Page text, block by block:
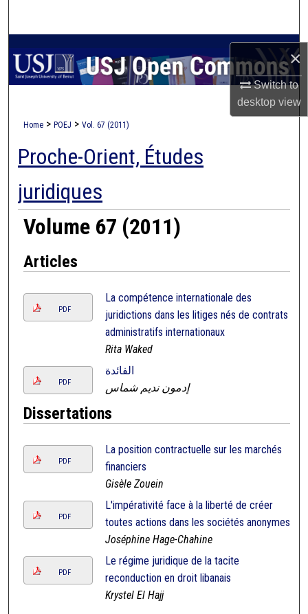
×
Switch to
desktopview
My Account
Digital Commons Network™
Home > POEJ > Vol. 67 (2011)
Proche-Orient, Études
juridiques
Volume 67 (2011)
Articles
PDF
La compétence internationale des
juridictions dans les litiges nés de contrats
administratifs internationaux
Rita Waked
PDF
الفائدة
إدمون نديم شماس
Dissertations
PDF
La position contractuelle sur les marchés
financiers
Gisèle Zouein
PDF
L'impérativité face à la liberté de créer
toutes actions dans les sociétés anonymes
Joséphine Hage-Chahine
PDF
Le régime juridique de la tacite
reconduction en droit libanais
Krystel El Hajj